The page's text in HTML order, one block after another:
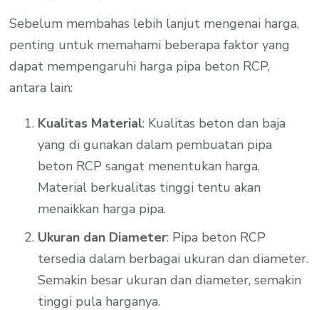
Sebelum membahas lebih lanjut mengenai harga,
penting untuk memahami beberapa faktor yang
dapat mempengaruhi harga pipa beton RCP,
antara lain:
Kualitas Material: Kualitas beton dan baja
yang di gunakan dalam pembuatan pipa
beton RCP sangat menentukan harga.
Material berkualitas tinggi tentu akan
menaikkan harga pipa.
Ukuran dan Diameter: Pipa beton RCP
tersedia dalam berbagai ukuran dan diameter.
Semakin besar ukuran dan diameter, semakin
tinggi pula harganya.